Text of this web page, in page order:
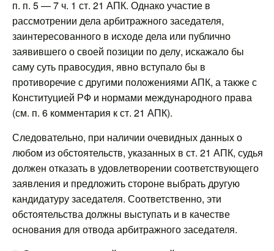
п. п. 5 — 7 ч. 1 ст. 21 АПК. Однако участие в
рассмотрении дела арбитражного заседателя,
заинтересованного в исходе дела или публично
заявившего о своей позиции по делу, искажало бы
саму суть правосудия, явно вступало бы в
противоречие с другими положениями АПК, а также с
Конституцией РФ и нормами международного права
(см. п. 6 комментария к ст. 21 АПК).
Следовательно, при наличии очевидных данных о
любом из обстоятельств, указанных в ст. 21 АПК, судья
должен отказать в удовлетворении соответствующего
заявления и предложить стороне выбрать другую
кандидатуру заседателя. Соответственно, эти
обстоятельства должны выступать и в качестве
основания для отвода арбитражного заседателя.